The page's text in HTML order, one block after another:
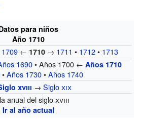
para niños
Año 1710
1709 ← 1710 → 1711 • 1712• 1713
1690• Años 1700 ←Años 1710
•Años 1730•Años 1740
xviii →Sigloxix
anual del sigloxviii
Ir al año actual